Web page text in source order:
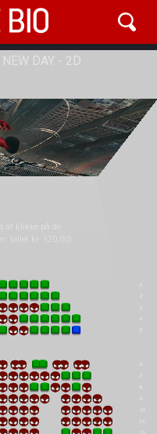
DAY - 2D
at klikke på de
billet kr. 120,00)